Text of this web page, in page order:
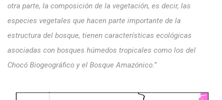
otra parte, la composición de la vegetación, es decir, las
especies vegetales que hacen parte importante de la
estructura del bosque, tienen características ecológicas
asociadas con bosques húmedos tropicales como los del
Chocó Biogeográfico y el Bosque Amazónico.”